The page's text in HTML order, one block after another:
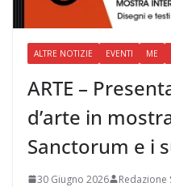
ALTRE NOTIZIE EVENTI ME
ARTE –
d’arte in
Sanctorum e i
30 Giugno 2026 Redazione